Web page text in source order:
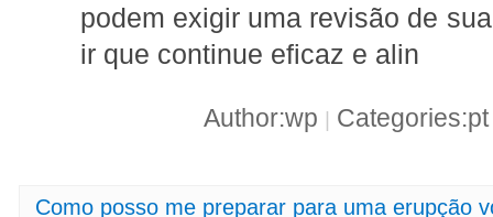
podem exigir uma revisão de
ir que continue eficaz e alin
Author:wp
Como posso me preparar para uma erupção